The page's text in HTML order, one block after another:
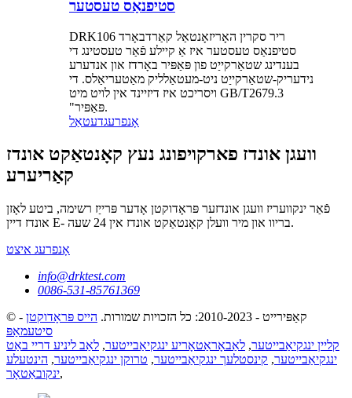
סטיפנאַס טעסטער
DRK106 ריר סקרין האָריזאָנטאַל קאַרדבאָרד
סטיפנאַס טעסטער איז אַ קיילע פֿאַר טעסטינג די
בענדינג שטאַרקייַט פון פּאַפּיר באָרדז און אנדערע
נידעריק-שטאַרקייַט ניט-מעטאַלליק מאַטעריאַלס. די
ויסריכט איז דיזיינד אין לויט מיט GB/T2679.3
"פּאַפּיר.
אָנפרעגדעטאַל
וועגן אונדז פארקויפונג נעץ קאָנטאַקט אונדז
קאַריערע
פֿאַר ינקוועריז וועגן אונדזער פּראָדוקטן אָדער פּרייַז רשימה, ביטע לאָזן
אונדז דיין E- בריוו און מיר וועלן קאָנטאַקט אונדז אין 24 שעה.
אָנפרעג איצט
info@drktest.com
0086-531-85761369
© קאַפּירייט - 2010-2023: כל הזכויות שמורות.
הייס פּראָדוקטן -
סיטעמאַפּ
קליין ינגקיאַבייטער, לאַבאָראַטאָריע ינגקיאַבייטער, לאַב ליניע דריי באַט
ינגקיאַבייטער, קינסטלעך ינגקיאַבייטער, טרוקן ינגקיאַבייטער, הינטעלע
ינקובאַטאָר,